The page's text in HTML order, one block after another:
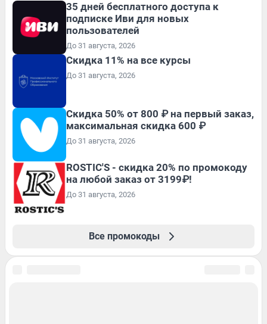
35 дней бесплатного доступа к
подписке Иви для новых
пользователей
До 31 августа, 2026
Скидка 11% на все курсы
До 31 августа, 2026
Скидка 50% от 800 ₽ на первый заказ,
максимальная скидка 600 ₽
До 31 августа, 2026
ROSTIC'S - скидка 20% по промокоду
на любой заказ от 3199₽!
До 31 августа, 2026
Все промокоды